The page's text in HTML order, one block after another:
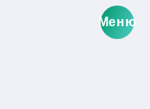
Меню